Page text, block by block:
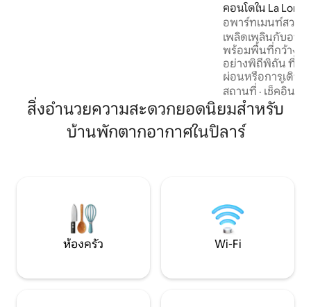
มา และมีผู้เข้าพักเสริม
คอนโดใน La Lonja
อพาร์ทเมนท์สวยงา
เพลิดเพลินกับอพ
พร้อมพื้นที่กว้างขว
อย่างพิถีพิถัน ที่พัก
ผ่อนหรือการเดินท
ความเร็วสูง พื้นที่
กำลังกายที่มีอุปก
บนระเบียง และพื้
โนรามา ตั้งอยู่ในย่
ปลอดภัย เข้าถึงร้
สถานที่ · เช็คอิน
สิ่งอำนวยความสะดวกยอดนิยมสำหรับ
บ้านพักตากอากาศในปิลาร์
ห้องครัว Wi-Fi